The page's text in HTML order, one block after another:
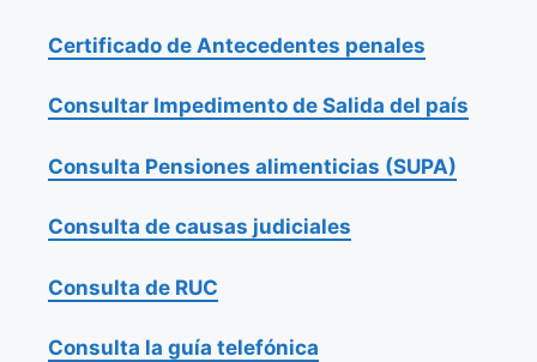
Certificado de Antecedentes penales
Consultar Impedimento de Salida del país
Consulta Pensiones alimenticias (SUPA)
Consulta de causas judiciales
Consulta de RUC
Consulta la guía telefónica